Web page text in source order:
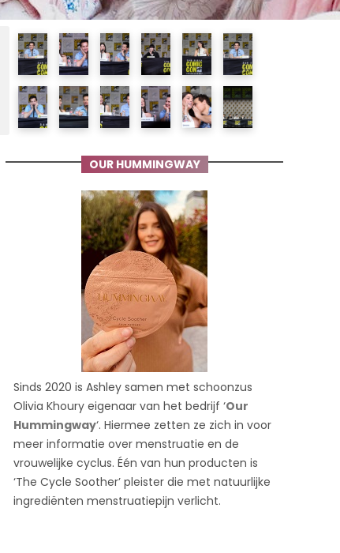
OUR HUMMINGWAY
Sinds 2020 is Ashley samen met schoonzus
Olivia Khoury eigenaar van het bedrijf ‘Our
Hummingway‘. Hiermee zetten ze zich in voor
meer informatie over menstruatie en de
vrouwelijke cyclus. Één van hun producten is
‘The Cycle Soother’ pleister die met natuurlijke
ingrediënten menstruatiepijn verlicht.